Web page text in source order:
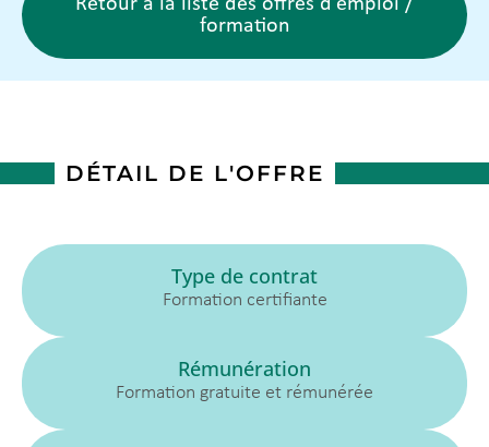
Retour à la liste des offres d'emploi /
formation
DÉTAIL DE L'OFFRE
Type de contrat
Formation certifiante
Rémunération
Formation gratuite et rémunérée